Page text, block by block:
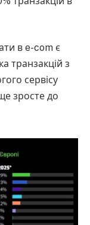
в e-com є
транзакцій з
сервісу
зросте до